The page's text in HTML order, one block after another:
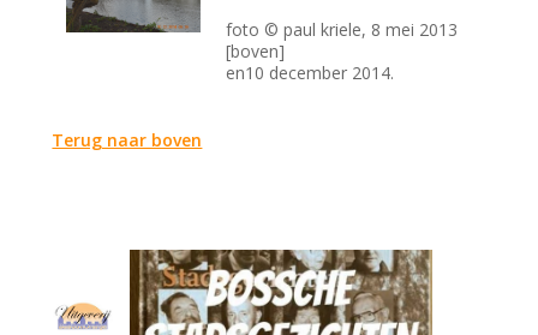
foto © paul kriele, 8 mei 2013
[boven]
en10 december 2014.
Terug naar boven